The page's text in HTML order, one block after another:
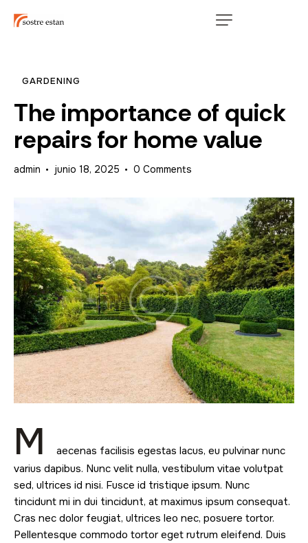
GARDENING
The importance of quick
repairs for home value
admin junio 18, 2025 0 Comments
M
aecenas facilisis egestas lacus, eu pulvinar nunc
varius dapibus. Nunc velit nulla, vestibulum vitae volutpat
sed, ultrices id nisi. Fusce id tristique ipsum. Nunc
tincidunt mi in dui tincidunt, at maximus ipsum consequat.
Cras nec dolor feugiat, ultrices leo nec, posuere tortor.
Pellentesque commodo tortor eget rutrum eleifend. Duis